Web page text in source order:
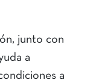
junto con
a
a